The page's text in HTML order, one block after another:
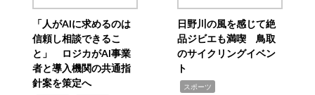
「人がAIに求めるのは
信頼し相談できるこ
と」 ロジカがAI事業
者と導入機関の共通指
針案を策定へ
日野川の風を感じて絶
品ジビエも満喫 鳥取
のサイクリングイベン
ト
スポーツ